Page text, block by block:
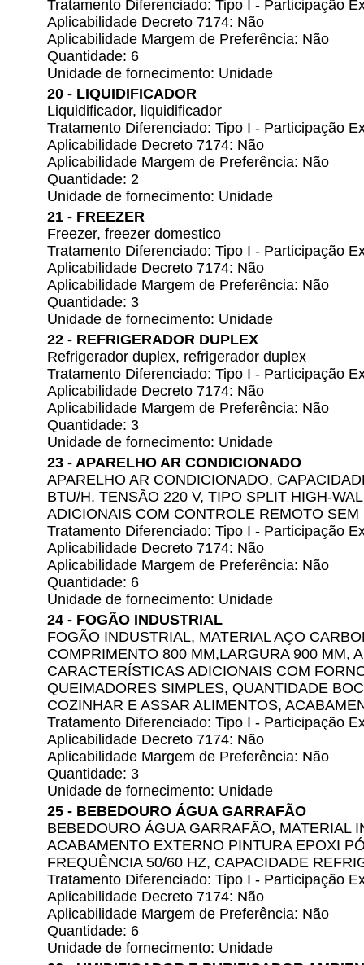
Tratamento Diferenciado: Tipo I - Participação
Aplicabilidade Decreto 7174: Não
Aplicabilidade Margem de Preferência: Não
Quantidade: 6
Unidade de fornecimento: Unidade
20 - LIQUIDIFICADOR
Liquidificador, liquidificador
Tratamento Diferenciado: Tipo I - Participação
Aplicabilidade Decreto 7174: Não
Aplicabilidade Margem de Preferência: Não
Quantidade: 2
Unidade de fornecimento: Unidade
21 - FREEZER
Freezer, freezer domestico
Tratamento Diferenciado: Tipo I - Participação
Aplicabilidade Decreto 7174: Não
Aplicabilidade Margem de Preferência: Não
Quantidade: 3
Unidade de fornecimento: Unidade
22 - REFRIGERADOR DUPLEX
Refrigerador duplex, refrigerador duplex
Tratamento Diferenciado: Tipo I - Participação
Aplicabilidade Decreto 7174: Não
Aplicabilidade Margem de Preferência: Não
Quantidade: 3
Unidade de fornecimento: Unidade
23 - APARELHO AR CONDICIONADO
APARELHO AR CONDICIONADO,
BTU/H, TENSÃO 220 V, TIPO SPLIT HIGH-
ADICIONAIS COM CONTROLE REMOTO SEM
Tratamento Diferenciado: Tipo I - Participação
Aplicabilidade Decreto 7174: Não
Aplicabilidade Margem de Preferência: Não
Quantidade: 6
Unidade de fornecimento: Unidade
24 - FOGÃO INDUSTRIAL
FOGÃO INDUSTRIAL, MATERIAL AÇO
COMPRIMENTO 800 MM,LARGURA 900 MM,
CARACTERÍSTICAS ADICIONAIS COM
QUEIMADORES SIMPLES, QUANTIDADE
COZINHAR E ASSAR ALIMENTOS,
Tratamento Diferenciado: Tipo I - Participação
Aplicabilidade Decreto 7174: Não
Aplicabilidade Margem de Preferência: Não
Quantidade: 3
Unidade de fornecimento: Unidade
25 - BEBEDOURO ÁGUA GARRAFÃO
BEBEDOURO ÁGUA GARRAFÃO, MATERIAL
ACABAMENTO EXTERNO PINTURA EPOXI
FREQUÊNCIA 50/60 HZ, CAPACIDADE
Tratamento Diferenciado: Tipo I - Participação
Aplicabilidade Decreto 7174: Não
Aplicabilidade Margem de Preferência: Não
Quantidade: 6
Unidade de fornecimento: Unidade